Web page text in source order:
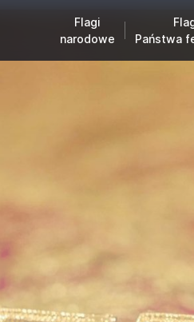
Flagi
narodowe
Państwa